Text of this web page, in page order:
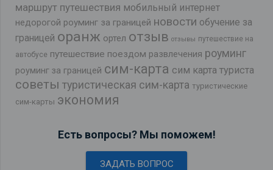
маршрут путешествия мобильный интернет
недорогой роуминг за границей новости обучение за
границей оранж ортел отзыв отзывы путешествие на
автобусе путешествие поездом развлечения роуминг
роуминг за границей сим-карта сим карта туриста
советы туристическая сим-карта туристические
сим-карты экономия
Есть вопросы? Мы поможем!
ЗАДАТЬ ВОПРОС